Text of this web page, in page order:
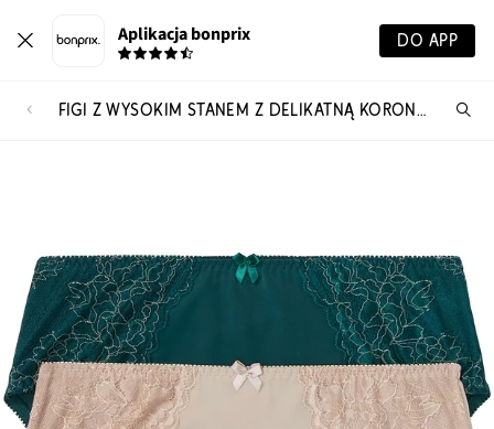
Aplikacja bonprix DO APP
FIGI Z WYSOKIM STANEM Z DELIKATNĄ KORONKĄ (2 PARY)